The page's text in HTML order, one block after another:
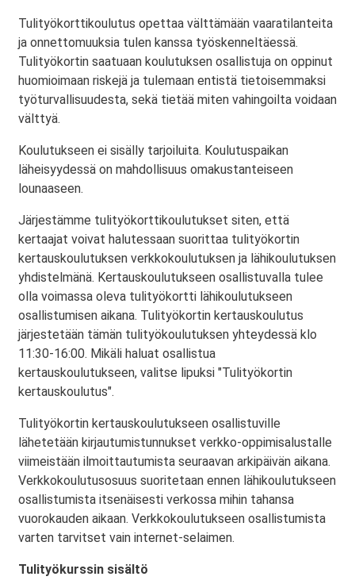
Tulityökorttikoulutus opettaa välttämään vaaratilanteita
ja onnettomuuksia tulen kanssa työskenneltäessä.
Tulityökortin saatuaan koulutuksen osallistuja on oppinut
huomioimaan riskejä ja tulemaan entistä tietoisemmaksi
työturvallisuudesta, sekä tietää miten vahingoilta voidaan
välttyä.
Koulutukseen ei sisälly tarjoiluita. Koulutuspaikan
läheisyydessä on mahdollisuus omakustanteiseen
lounaaseen.
Järjestämme tulityökorttikoulutukset siten, että
kertaajat voivat halutessaan suorittaa tulityökortin
kertauskoulutuksen verkkokoulutuksen ja lähikoulutuksen
yhdistelmänä. Kertauskoulutukseen osallistuvalla tulee
olla voimassa oleva tulityökortti lähikoulutukseen
osallistumisen aikana. Tulityökortin kertauskoulutus
järjestetään tämän tulityökoulutuksen yhteydessä klo
11:30-16:00. Mikäli haluat osallistua
kertauskoulutukseen, valitse lipuksi "Tulityökortin
kertauskoulutus".
Tulityökortin kertauskoulutukseen osallistuville
lähetetään kirjautumistunnukset verkko-oppimisalustalle
viimeistään ilmoittautumista seuraavan arkipäivän aikana.
Verkkokoulutusosuus suoritetaan ennen lähikoulutukseen
osallistumista itsenäisesti verkossa mihin tahansa
vuorokauden aikaan. Verkkokoulutukseen osallistumista
varten tarvitset vain internet-selaimen.
Tulityökurssin sisältö